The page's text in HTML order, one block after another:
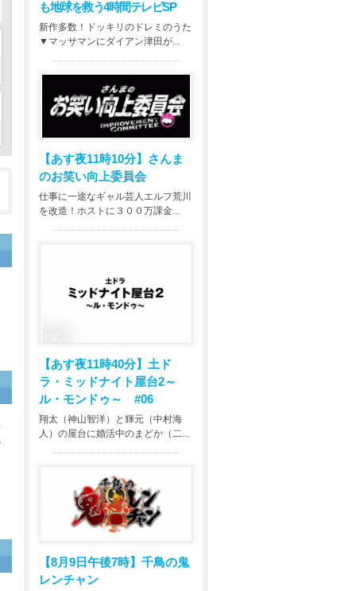
も地球を救う4時間テレビSP
新作多数！ドッキリのドレミのうた
▼マッサマンにダイアン津田が...
【あす夜11時10分】
さんま
のお笑い向上委員会
仕事に一途なギャル芸人エルフ荒川
を改造！ホストに３００万課金...
【あす夜11時40分】 土ド
ラ・ミッドナイト屋台2～
ル・モンドゥ～ #06
翔太（神山智洋）と輝元（中村海
人）の屋台に婚活中のまどか（二...
【8月9日午後7時】 千鳥の鬼
レンチャン